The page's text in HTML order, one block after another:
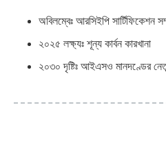
অবিলম্বেঃ আরসিইপি সার্টিফিকেশন
২০২৫ লক্ষ্যঃ শূন্য কার্বন কারখানা
২০৩০ দৃষ্টিঃ আইএসও মানদণ্ডের